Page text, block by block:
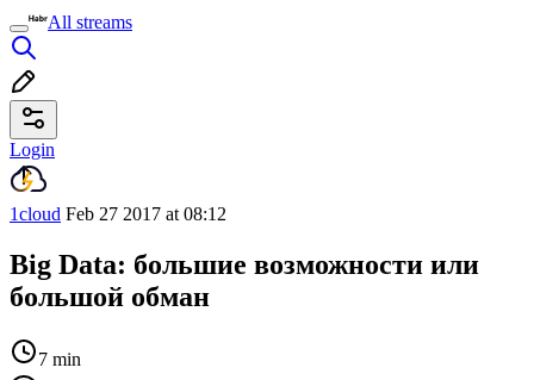
All streams
Login
1cloud Feb 27 2017 at 08:12
Big Data: большие возможности или
большой обман
7 min